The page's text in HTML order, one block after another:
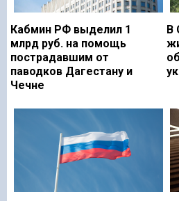
Кабмин РФ выделил 1
млрд руб. на помощь
пострадавшим от
паводков Дагестану и
Чечне
В